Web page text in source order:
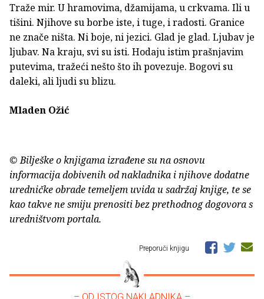
Traže mir. U hramovima, džamijama, u crkvama. Ili u
tišini. Njihove su borbe iste, i tuge, i radosti. Granice
ne znače ništa. Ni boje, ni jezici. Glad je glad. Ljubav je
ljubav. Na kraju, svi su isti. Hodaju istim prašnjavim
putevima, tražeći nešto što ih povezuje. Bogovi su
daleki, ali ljudi su blizu.
Mladen Ožić
© Bilješke o knjigama izrađene su na osnovu
informacija dobivenih od nakladnika i njihove dodatne
uredničke obrade temeljem uvida u sadržaj knjige, te se
kao takve ne smiju prenositi bez prethodnog dogovora s
uredništvom portala.
Preporuči knjigu